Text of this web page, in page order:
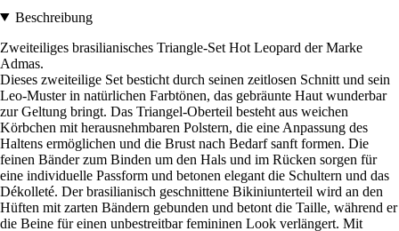
Beschreibung
Zweiteiliges brasilianisches Triangle-Set Hot Leopard der Marke
Admas.
Dieses zweiteilige Set besticht durch seinen zeitlosen Schnitt und sein
Leo-Muster in natürlichen Farbtönen, das gebräunte Haut wunderbar
zur Geltung bringt. Das Triangel-Oberteil besteht aus weichen
Körbchen mit herausnehmbaren Polstern, die eine Anpassung des
Haltens ermöglichen und die Brust nach Bedarf sanft formen. Die
feinen Bänder zum Binden um den Hals und im Rücken sorgen für
eine individuelle Passform und betonen elegant die Schultern und das
Dékolleté. Der brasilianisch geschnittene Bikiniunterteil wird an den
Hüften mit zarten Bändern gebunden und betont die Taille, während er
die Beine für einen unbestreitbar femininen Look verlängert. Mit